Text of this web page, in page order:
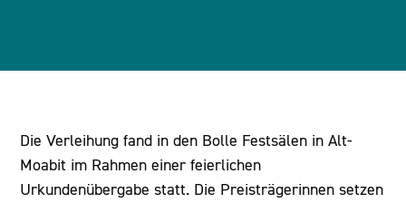
Die Verleihung fand in den Bolle Festsälen in Alt-
Moabit im Rahmen einer feierlichen
Urkundenübergabe statt. Die Preisträgerinnen setzen